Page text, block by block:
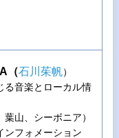
（石川茱帆）
る音楽とローカル情
山、シーボニア）
ンフォメーション